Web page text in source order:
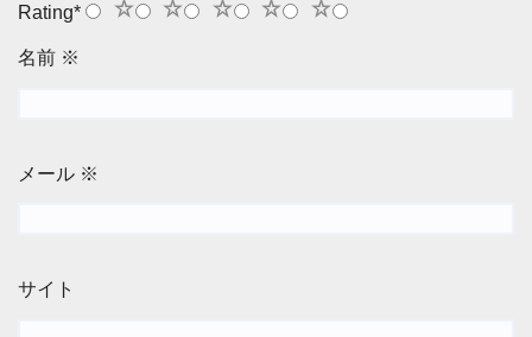
Rating* 5
4
3
2
1
名前 ※
メール ※
サイト